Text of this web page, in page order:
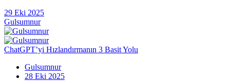
29 Eki 2025
Gulsumnur
ChatGPT’yi Hızlandırmanın 3 Basit Yolu
Gulsumnur
28 Eki 2025